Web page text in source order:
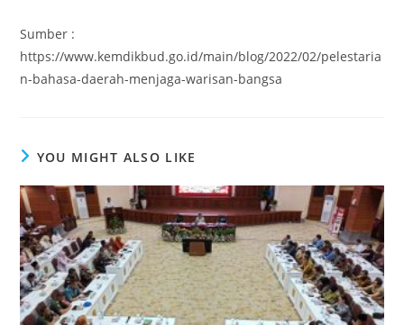
Sumber :
https://www.kemdikbud.go.id/main/blog/2022/02/pelestaria
n-bahasa-daerah-menjaga-warisan-bangsa
YOU MIGHT ALSO LIKE